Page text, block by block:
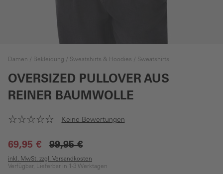
Damen Bekleidung Sweatshirts & Hoodies Sweatshirts
OVERSIZED PULLOVER AUS
REINER BAUMWOLLE
Keine Bewertungen
69,95 € 99,95 €
inkl. MwSt. zzgl. Versandkosten
Verfügbar, Lieferbar in 1-3 Werktagen